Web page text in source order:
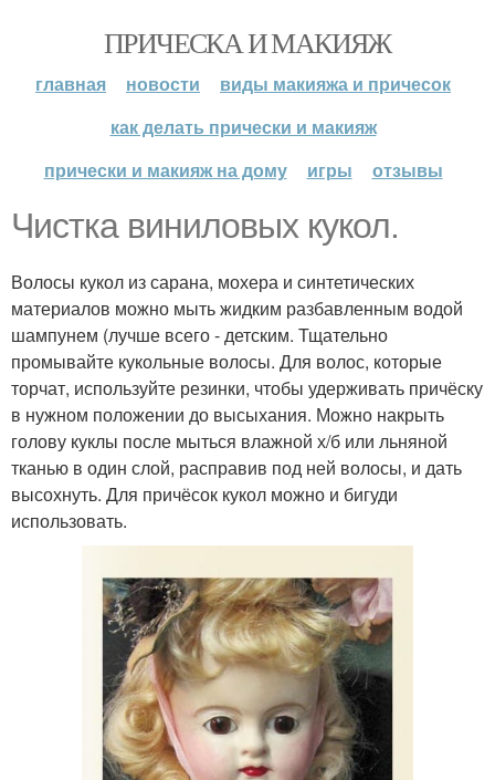
ПРИЧЕСКА И МАКИЯЖ
главная новости
виды макияжа и причесок
как делать прически и макияж
прически и макияж на дому
игры отзывы
Чистка виниловых кукол.
Волосы кукол из сарана, мохера и синтетических
материалов можно мыть жидким разбавленным водой
шампунем (лучше всего - детским. Тщательно
промывайте кукольные волосы. Для волос, которые
торчат, используйте резинки, чтобы удерживать причёску
в нужном положении до высыхания. Можно накрыть
голову куклы после мыться влажной х/б или льняной
тканью в один слой, расправив под ней волосы, и дать
высохнуть. Для причёсок кукол можно и бигуди
использовать.